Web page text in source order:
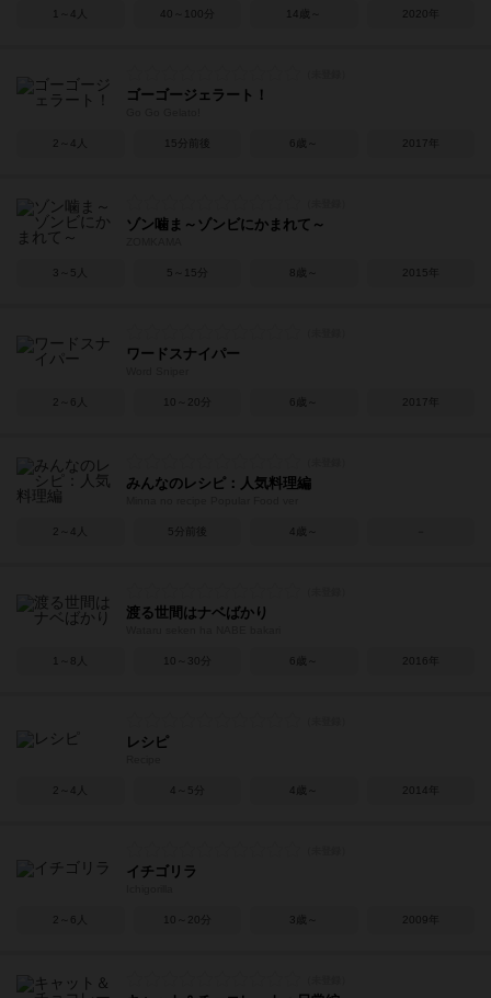
1～4人 40～100分 14歳～ 2020年
ゴーゴージェラート！
2～4人 15分前後 6歳～ 2017年
ゾン噛ま～ゾンビにかまれて～
3～5人 5～15分 8歳～ 2015年
ワードスナイパー
2～6人 10～20分 6歳～ 2017年
みんなのレシピ：人気料理編
2～4人 5分前後 4歳～
渡る世間はナベばかり
1～8人 10～30分 6歳～ 2016年
レシピ
2～4人 4～5分 4歳～ 2014年
イチゴリラ
2～6人 10～20分 3歳～ 2009年